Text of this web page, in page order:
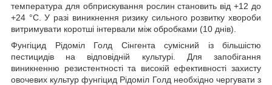
температура для обприскування рослин становить від +12 до
+24 °C. У разі виникнення ризику сильного розвитку хвороби
витримувати коротші інтервали між обробками (10 днів).
Фунгіцид Рідоміл Голд Сінгента сумісний із більшістю
пестицидів на відповідній культурі. Для запобігання
виникненню резистентності та високій ефективності захисту
овочевих культур фунгіцид Рідоміл Голд необхідно чергувати з